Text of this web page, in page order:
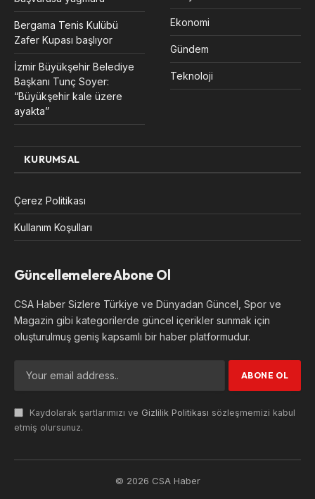
Bergama Tenis Kulübü
Zafer Kupası başlıyor
İzmir Büyükşehir Belediye
Başkanı Tunç Soyer:
“Büyükşehir kale üzere
ayakta”
Ekonomi
Gündem
Teknoloji
KURUMSAL
Çerez Politikası
Kullanım Koşulları
Güncellemelere Abone Ol
CSA Haber Sizlere Türkiye ve Dünyadan Güncel, Spor ve
Magazin gibi kategorilerde güncel içerikler sunmak için
oluşturulmuş geniş kapsamlı bir haber platformudur.
Kaydolarak şartlarımızı ve Gizlilik Politikası sözleşmemizi kabul
etmiş olursunuz.
© 2026 CSA Haber